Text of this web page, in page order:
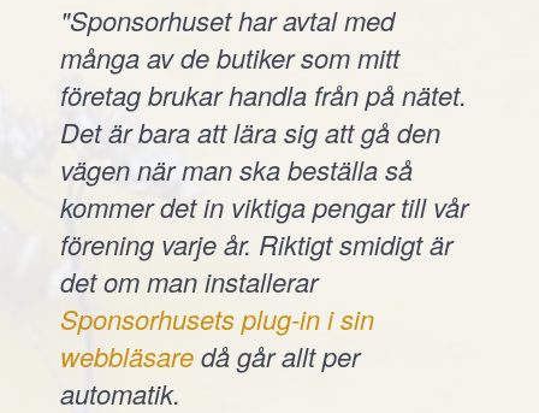
"Sponsorhuset har avtal med
många av de butiker som mitt
företag brukar handla från på nätet.
Det är bara att lära sig att gå den
vägen när man ska beställa så
kommer det in viktiga pengar till vår
förening varje år. Riktigt smidigt är
det om man installerar
Sponsorhusets plug-in i sin
webbläsaredå går allt per
automatik.